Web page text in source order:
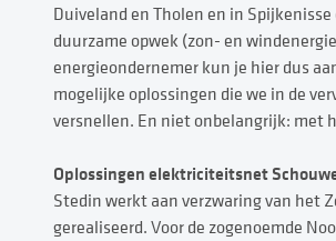
Duiveland en Tholen en in
duurzame opwek (zon- en
energieondernemer kun je hier dus
mogelijke oplossingen die we in de
versnellen. En niet onbelangrijk: met
Oplossingen elektriciteitsnet
Stedin werkt aan verzwaring van het
gerealiseerd. Voor de zogenoemde